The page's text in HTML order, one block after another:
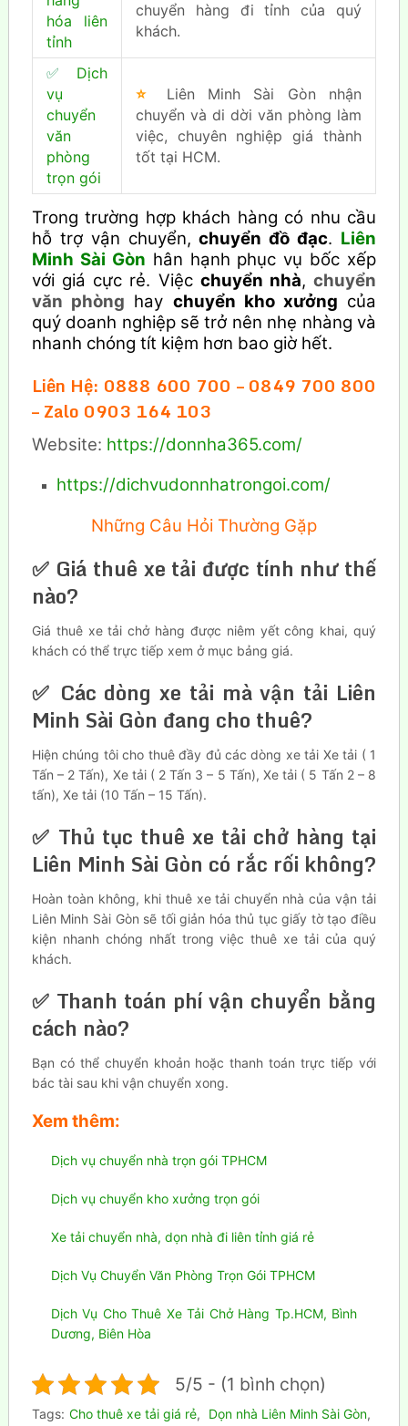
hóa liên
tỉnh
chuyển hàng đi tỉnh của quý
khách.
✅
Dịch
vụ
chuyển
văn
phòng
trọn gói
⭐ Liên Minh Sài Gòn nhận
chuyển và di dời văn phòng làm
việc, chuyên nghiệp giá thành
tốt tại HCM.
Trong trường hợp khách hàng có nhu cầu
hỗ trợ vận chuyển,chuyển đồ đạc. Liên
Minh Sài Gòn hân hạnh phục vụ bốc xếp
với giá cực rẻ. Việc chuyển nhà,chuyển
văn phòng hay chuyển kho xưởng của
quý doanh nghiệp sẽ trở nên nhẹ nhàng và
nhanh chóng tít kiệm hơn bao giờ hết.
Liên Hệ: 0888 600 700 – 0849 700 800
– Zalo 0903 164 103
Website: https://donnha365.com/
https://dichvudonnhatrongoi.com/
Những Câu Hỏi Thường Gặp
✅ Giá thuê xe tải được tính như thế
nào?
Giá thuê xe tải chở hàng được niêm yết công khai, quý
khách có thể trực tiếp xem ở mục bảng giá.
✅ Các dòng xe tải mà vận tải Liên
Minh Sài Gòn đang cho thuê?
Hiện chúng tôi cho thuê đầy đủ các dòng xe tải Xe tải ( 1
Tấn – 2 Tấn), Xe tải ( 2 Tấn 3 – 5 Tấn), Xe tải ( 5 Tấn 2 – 8
tấn), Xe tải (10 Tấn – 15 Tấn).
✅ Thủ tục thuê xe tải chở hàng tại
Liên Minh Sài Gòn có rắc rối không?
Hoàn toàn không, khi thuê xe tải chuyển nhà của vận tải
Liên Minh Sài Gòn sẽ tối giản hóa thủ tục giấy tờ tạo điều
kiện nhanh chóng nhất trong việc thuê xe tải của quý
khách.
✅ Thanh toán phí vận chuyển bằng
cách nào?
Bạn có thể chuyển khoản hoặc thanh toán trực tiếp với
bác tài sau khi vận chuyển xong.
Xem thêm:
Dịch vụ chuyển nhà trọn gói TPHCM
Dịch vụ chuyển kho xưởng trọn gói
Xe tải chuyển nhà, dọn nhà đi liên tỉnh giá rẻ
Dịch Vụ Chuyển Văn Phòng Trọn Gói TPHCM
Dịch Vụ Cho Thuê Xe Tải Chở Hàng Tp.HCM, Bình
Dương, Biên Hòa
5/5 - (1 bình chọn)
Tags: Cho thuê xe tải giá rẻ, Dọn nhà Liên Minh Sài Gòn,